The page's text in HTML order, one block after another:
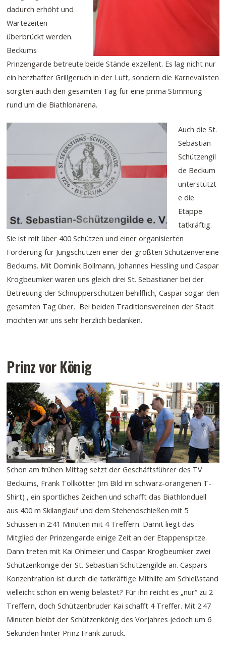
dadurch erhöht und
Wartezeiten
überbrückt werden.
Beckums
Prinzengarde betreute beide Stände exzellent. Es lag nicht nur
ein herzhafter Grillgeruch in der Luft, sondern die Karnevalisten
sorgten auch den gesamten Tag für eine prima Stimmung
rund um die Biathlonarena.
Auch die St.
Sebastian
Schützengil
de Beckum
unterstützt
e die
Etappe
tatkräftig.
Sie ist mit über 400 Schützen und einer organisierten
Förderung für Jungschützen einer der größten Schützenvereine
Beckums. Mit Dominik Bollmann, Johannes Hessling und Caspar
Krogbeumker waren uns gleich drei St. Sebastianer bei der
Betreuung der Schnupperschützen behilflich, Caspar sogar den
gesamten Tag über. Bei beiden Traditionsvereinen der Stadt
möchten wir uns sehr herzlich bedanken.
Prinz vor König
Schon am frühen Mittag setzt der Geschäftsführer des TV
Beckums, Frank Tollkötter (im Bild im schwarz-orangenen T-
Shirt) , ein sportliches Zeichen und schafft das Biathlonduell
aus 400 m Skilanglauf und dem Stehendschießen mit 5
Schüssen in 2:41 Minuten mit 4 Treffern. Damit liegt das
Mitglied der Prinzengarde einige Zeit an der Etappenspitze.
Dann treten mit Kai Ohlmeier und Caspar Krogbeumker zwei
Schützenkönige der St. Sebastian Schützengilde an. Caspars
Konzentration ist durch die tatkräftige Mithilfe am Schießstand
vielleicht schon ein wenig belastet? Für ihn reicht es „nur“ zu 2
Treffern, doch Schützenbruder Kai schafft 4 Treffer. Mit 2:47
Minuten bleibt der Schützenkönig des Vorjahres jedoch um 6
Sekunden hinter Prinz Frank zurück.